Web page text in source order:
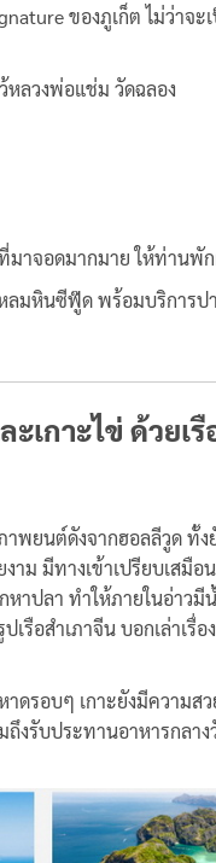
ของภูเก็ต ไม่ว่า
หลวงพ่อแช่ม วัดฉลอง
มาจอดมากมาย ให้ท่านพั
มหินซีฟู๊ด พร้อมบริการปา
เกาะไข่ ด้วย
าพยนต์ดังจากฮอลลีวูด
ม มีทางเข้าเปรียบเสมื
าปลา ทำให้ภายในอ่าวมี
สำเภาจีน บอกเล่าเรื่อ
รอบๆ เกาะยังมีความส
ถึงรับประทานอาหารกลา